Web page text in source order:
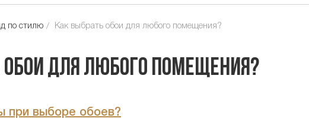
по стилю Как выбрать обои для любого помещения?
для любого помещения?
при выборе обоев?